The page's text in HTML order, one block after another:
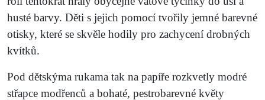
husté barvy. Děti s jejich pomocí tvořily jemné barevné
otisky, které se skvěle hodily pro zachycení drobných
kvítků.
Pod dětskýma rukama tak na papíře rozkvetly modré
střapce modřenců a bohaté, pestrobarevné květy